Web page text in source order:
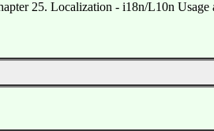
25. Localization - i18n/L10n Usage